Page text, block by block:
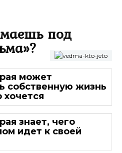
под
может
собственную жизнь
хочется
знает, чего
идет к своей